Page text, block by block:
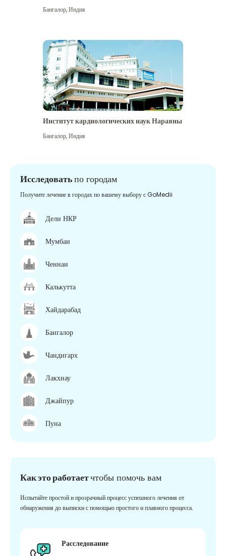
Бангалор,Индия
Институт кардиологических наук Нараяны
Бангалор,Индия
Исследоватьпо городам
Получите лечение в городах по вашему выбору с GoMedii
Дели НКР
Мумбаи
Ченнаи
Калькутта
Хайдарабад
Бангалор
Чандигарх
Лакхнау
Джайпур
Пуна
Как это работаетчтобы помочь вам
Испытайте простой и прозрачный процесс успешного лечения от
обнаружения до выписки с помощью простого и плавного процесса.
Расследование